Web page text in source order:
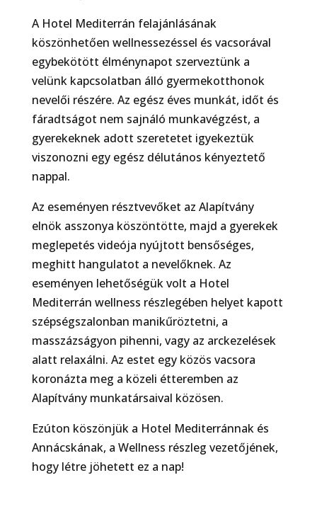
A Hotel Mediterrán felajánlásának
köszönhetően wellnessezéssel és vacsorával
egybekötött élménynapot szerveztünk a
velünk kapcsolatban álló gyermekotthonok
nevelői részére. Az egész éves munkát, időt és
fáradtságot nem sajnáló munkavégzést, a
gyerekeknek adott szeretetet igyekeztük
viszonozni egy egész délutános kényeztető
nappal.
Az eseményen résztvevőket az Alapítvány
elnök asszonya köszöntötte, majd a gyerekek
meglepetés videója nyújtott bensőséges,
meghitt hangulatot a nevelőknek. Az
eseményen lehetőségük volt a Hotel
Mediterrán wellness részlegében helyet kapott
szépségszalonban manikűröztetni, a
masszázságyon pihenni, vagy az arckezelések
alatt relaxálni. Az estet egy közös vacsora
koronázta meg a közeli étteremben az
Alapítvány munkatársaival közösen.
Ezúton köszönjük a Hotel Mediterránnak és
Annácskának, a Wellness részleg vezetőjének,
hogy létre jöhetett ez a nap!